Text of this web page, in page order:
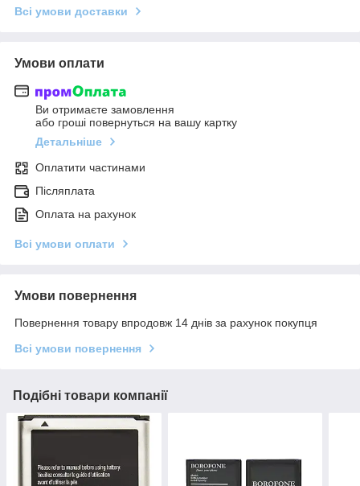
Всі умови доставки
Умови оплати
Ви отримаєте замовлення
або гроші повернуться на вашу картку
Детальніше
Оплатити частинами
Післяплата
Оплата на рахунок
Всі умови оплати
Умови повернення
Повернення товару впродовж 14 днів за рахунок покупця
Всі умови повернення
Подібні товари компанії